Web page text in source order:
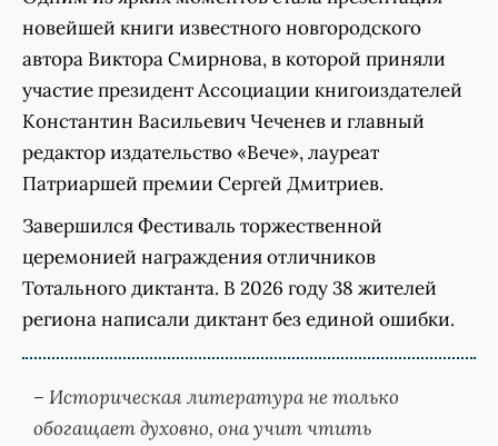
новейшей книги известного новгородского
автора Виктора Смирнова, в которой приняли
участие президент Ассоциации книгоиздателей
Константин Васильевич Чеченев и главный
редактор издательство «Вече», лауреат
Патриаршей премии Сергей Дмитриев.
Завершился Фестиваль торжественной
церемонией награждения отличников
Тотального диктанта. В 2026 году 38 жителей
региона написали диктант без единой ошибки.
– Историческая литература не только
обогащает духовно, она учит чтить